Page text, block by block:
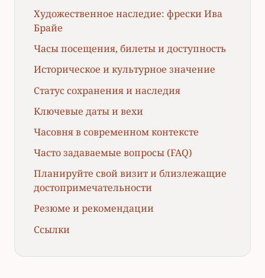
Художественное наследие: фрески Ива
Брайе
Часы посещения, билеты и доступность
Историческое и культурное значение
Статус сохранения и наследия
Ключевые даты и вехи
Часовня в современном контексте
Часто задаваемые вопросы (FAQ)
Планируйте свой визит и близлежащие
достопримечательности
Резюме и рекомендации
Ссылки